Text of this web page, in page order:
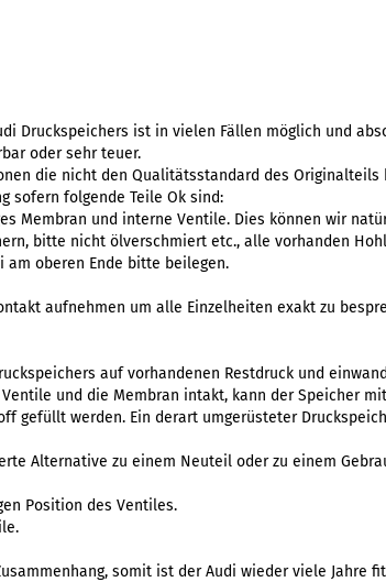
Druckspeichers ist in vielen Fällen möglich und
oder sehr teuer.
die nicht den Qualitätsstandard des Originalteils
sofern folgende Teile Ok sind:
Membran und interne Ventile. Dies können wir
bitte nicht ölverschmiert etc., alle vorhanden
am oberen Ende bitte beilegen.
aufnehmen um alle Einzelheiten exakt zu
auf vorhandenen Restdruck und
und die Membran intakt, kann der Speicher
gefüllt werden. Ein derart umgerüsteter
Alternative zu einem Neuteil oder zu einem
Position des Ventiles.
somit ist der Audi wieder viele Jahre